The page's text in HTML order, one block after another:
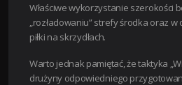
Właściwe wykorzystanie szerokości
„rozładowaniu” strefy środka oraz
piłki na skrzydłach.
Warto jednak pamiętać, że taktyka
drużyny odpowiedniego